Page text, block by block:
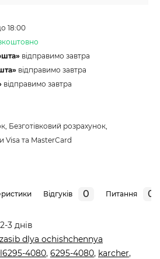
18:00
відправимо завтра
відправимо завтра
відправимо завтра
Безготівковий розрахунок,
Visa та MasterCard
Відгуків 0 Питання 0
3 днів
dlya ochishchennya
4080, 6295-4080, karcher,